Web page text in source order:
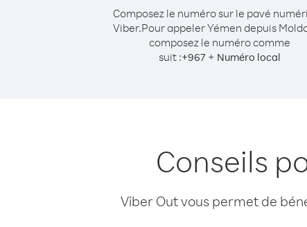
Composez le numéro sur le pavé
Viber.Pour appeler Yémen depuis
composez le numéro comme
suit :+967 + Numéro local
Conseils
Viber Out vous permet de